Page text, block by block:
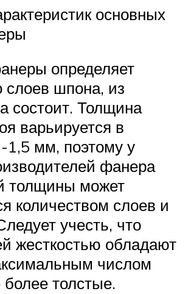
основных
определяет
слоев шпона, из
состоит. Толщина
варьируется в
1,5 мм, поэтому у
фанера
толщины может
количеством слоев и
учесть, что
жесткостью обладают
числом
толстые.